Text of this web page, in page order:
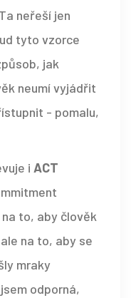
neřeší jen
tyto vzorce
jak
neumí vyjádřit
- pomalu,
i ACT
to, aby člověk
na to, aby se
mraky
odporná,